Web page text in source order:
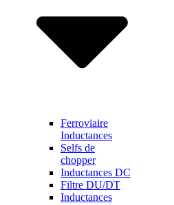
Ferroviaire
Inductances
Selfs de
chopper
Inductances DC
Filtre DU/DT
Inductances